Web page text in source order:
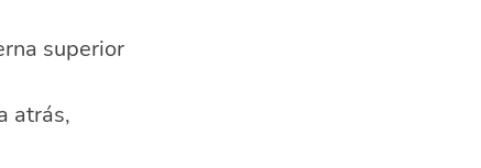
superior
atrás,